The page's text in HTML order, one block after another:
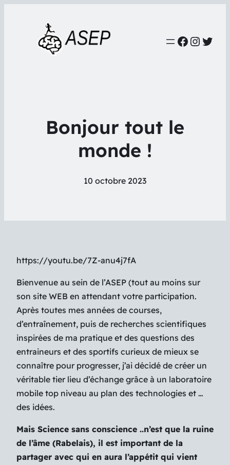
Bonjour tout le
monde !
10 octobre 2023
https://youtu.be/7Z-anu4j7fA
Bienvenue au sein de l’ASEP (tout au moins sur
son site WEB en attendant votre participation.
Après toutes mes années de courses,
d’entraînement, puis de recherches scientifiques
inspirées de ma pratique et des questions des
entraineurs et des sportifs curieux de mieux se
connaître pour progresser, j’ai décidé de créer un
véritable tier lieu d’échange grâce à un laboratoire
mobile top niveau au plan des technologies et …
des idées.
Mais Science sans conscience ..n’est que la ruine
de l’âme (Rabelais), il est important de la
partager avec qui en aura l’appétit qui vient